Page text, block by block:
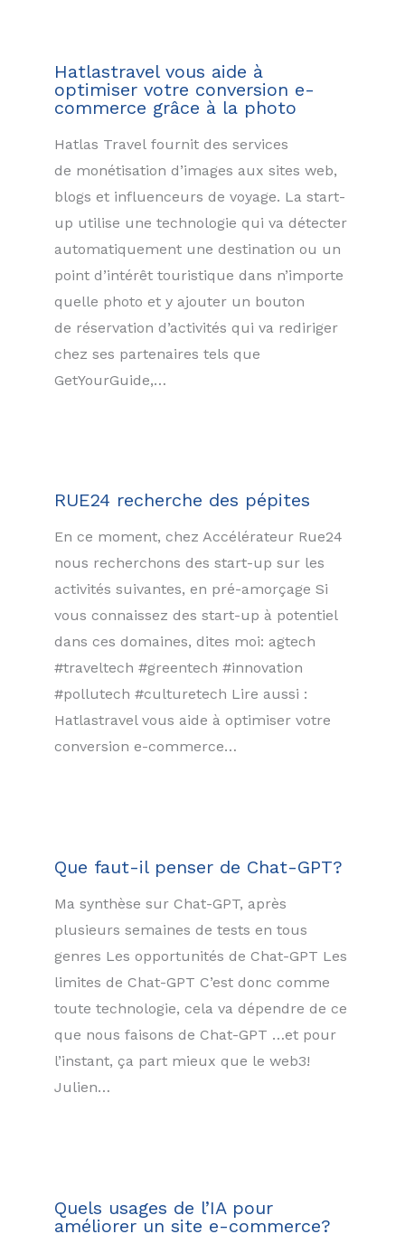
Hatlastravel vous aide à
optimiser votre conversion e-
commerce grâce à la photo
Hatlas Travel fournit des services
de monétisation d’images aux sites web,
blogs et influenceurs de voyage. La start-
up utilise une technologie qui va détecter
automatiquement une destination ou un
point d’intérêt touristique dans n’importe
quelle photo et y ajouter un bouton
de réservation d’activités qui va rediriger
chez ses partenaires tels que
GetYourGuide,…
RUE24 recherche des pépites
En ce moment, chez Accélérateur Rue24
nous recherchons des start-up sur les
activités suivantes, en pré-amorçage Si
vous connaissez des start-up à potentiel
dans ces domaines, dites moi: agtech
#traveltech #greentech #innovation
#pollutech #culturetech Lire aussi :
Hatlastravel vous aide à optimiser votre
conversion e-commerce…
Que faut-il penser de Chat-GPT?
Ma synthèse sur Chat-GPT, après
plusieurs semaines de tests en tous
genres Les opportunités de Chat-GPT Les
limites de Chat-GPT C’est donc comme
toute technologie, cela va dépendre de ce
que nous faisons de Chat-GPT …et pour
l’instant, ça part mieux que le web3!
Julien…
Quels usages de l’IA pour
améliorer un site e-commerce?